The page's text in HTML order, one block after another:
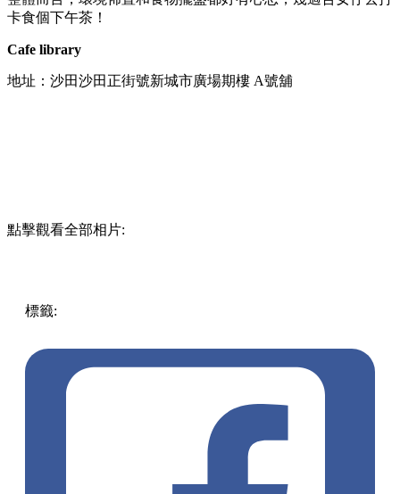
卡食個下午茶！
Cafe library
地址：沙田沙田正街號新城市廣場期樓 A號舖
點擊觀看全部相片:
標籤: